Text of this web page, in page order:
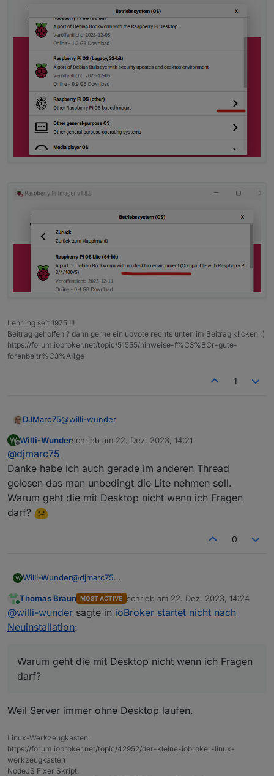
Lehrling seit 1975 !!!
Beitrag geholfen ? dann gerne ein upvote rechts unten im Beitrag klicken ;)
https://forum.iobroker.net/topic/51555/hinweise-f%C3%BCr-gute-
forenbeitr%C3%A4ge
1
DJMarc75@willi-wunder
W
Offline
Willi-Wunderschrieb am 22. Dez. 2023, 14:21
zuletzt editiert von
@djmarc75
Danke habe ich auch gerade im anderen Thread
gelesen das man unbedingt die Lite nehmen soll.
Warum geht die mit Desktop nicht wenn ich Fragen
darf?
0
W Willi-Wunder@djmarc75
gelesen das man unbedingt die Lite nehmen soll.
Warum geht die mit Desktop nicht wenn ich
Fragen darf?
Online
Thomas Braun MOST ACTIVE schrieb am 22. Dez. 2023, 14:24
zuletzt editiert von
@willi-wunder sagte in ioBroker startet nicht nach
Neuinstallation:
Warum geht die mit Desktop nicht wenn ich Fragen
darf?
Weil Server immer ohne Desktop laufen.
Linux-Werkzeugkasten:
https://forum.iobroker.net/topic/42952/der-kleine-iobroker-linux-
werkzeugkasten
NodeJS Fixer Skript: